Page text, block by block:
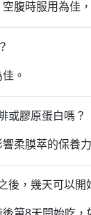
腹時服用為佳
。
或膠原蛋白嗎？
柔膜萃的保養力
後，幾天可以開